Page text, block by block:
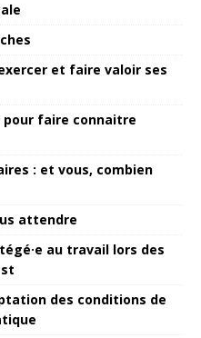
et faire valoir ses
faire connaitre
: et vous, combien
attendre
au travail lors des
des conditions de